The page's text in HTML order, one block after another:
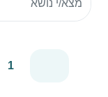
1